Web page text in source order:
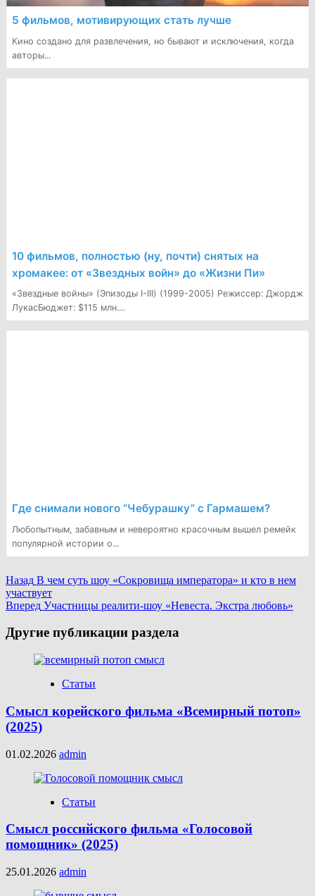
5 фильмов, мотивирующих стать лучше
Кино создано для развлечения, но бывают и исключения, когда
авторы...
​10 фильмов, полностью (ну, почти) снятых на
хромакее: от «Звездных войн» до «Жизни Пи»
«Звездные войны» (Эпизоды I-III) (1999-2005) Режиссер: Джордж
ЛукасБюджет: $115 млн....
Где снимали нового “Чебурашку” с Гармашем?
Любопытным, забавным и невероятно красочным вышел ремейк
популярной истории о...
Continue
Reading
Назад В чем суть шоу «Сокровища императора» и кто в нем
участвует
Вперед Участницы реалити-шоу «Невеста. Экстра любовь»
Другие публикации раздела
Статьи
Смысл корейского фильма «Всемирный потоп»
(2025)
01.02.2026 admin
Статьи
Смысл российского фильма «Голосовой
помощник» (2025)
25.01.2026 admin